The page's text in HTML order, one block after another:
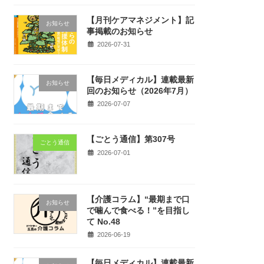
お知らせ
【月刊ケアマネジメント】記
事掲載のお知らせ
2026-07-31
お知らせ
【毎日メディカル】連載最新
回のお知らせ（2026年7月）
2026-07-07
ごとう通信 【ごとう通信】第307号
2026-07-01
お知らせ
【介護コラム】“最期まで口
で噛んで食べる！”を目指し
て No.48
2026-06-19